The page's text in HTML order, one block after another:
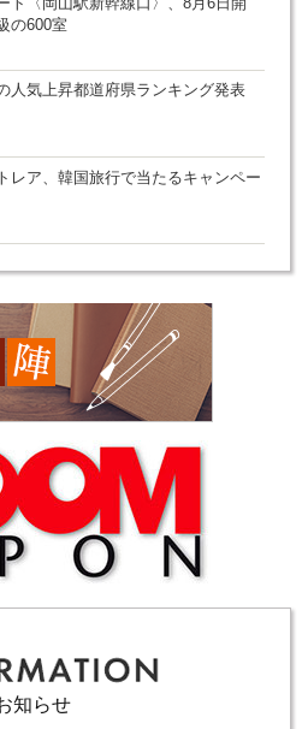
の600室
人気上昇都道府県ランキング発表
レア、韓国旅行で当たるキャンペー
知らせ